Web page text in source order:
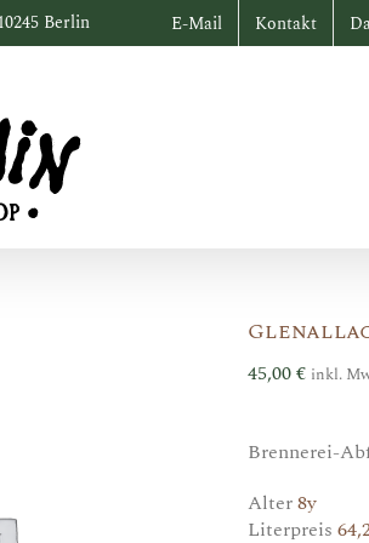
Berlin E-Mail Kontakt
45,00€ inkl.
Brennerei-
Alter8y
Literpreis